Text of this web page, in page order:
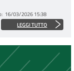
16/03/2026 15:38
LEGGI TUTTO